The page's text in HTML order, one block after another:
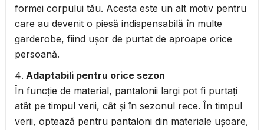
formei corpului tău. Acesta este un alt motiv pentru
care au devenit o piesă indispensabilă în multe
garderobe, fiind ușor de purtat de aproape orice
persoană.
Adaptabili pentru orice sezon
În funcție de material, pantalonii largi pot fi purtați
atât pe timpul verii, cât și în sezonul rece. În timpul
verii, optează pentru pantaloni din materiale ușoare,